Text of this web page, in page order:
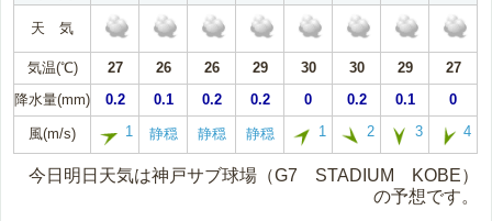
天 気
気温(℃) 27 26 26 29 30 30 29
27
降水量(mm)
0.2 0.1 0.2 0.2 0 0.2 0.1 0
風(m/s) 1 静穏 静穏 静穏 1 2 3 4
今日明日天気は神戸サブ球場（G7 STADIUM KOBE）
の予想です。